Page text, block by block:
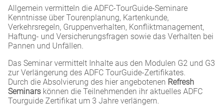
Allgemein vermitteln die ADFC-TourGuide-Seminare
Kenntnisse über Tourenplanung, Kartenkunde,
Verkehrsregeln, Gruppenverhalten, Konfliktmanagement,
Haftung- und Versicherungsfragen sowie das Verhalten bei
Pannen und Unfällen.
Das Seminar vermittelt Inhalte aus den Modulen G2 und G3
zur Verlängerung des ADFC TourGuide-Zertifikates.
Durch die Absolvierung des hier angebotenen Refresh
Seminars können die Teilnehmenden ihr aktuelles ADFC
Tourguide Zertifikat um 3 Jahre verlängern.